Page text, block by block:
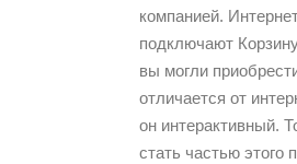
компанией.
подключают
вы могли
отличается от
он интерактивный.
стать частью этого